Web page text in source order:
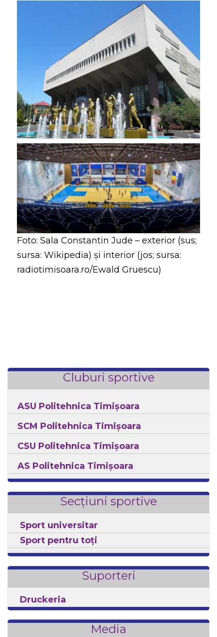
Foto: Sala Constantin Jude – exterior (sus;
sursa: Wikipedia) şi interior (jos; sursa:
radiotimisoara.ro/Ewald Gruescu)
Cluburi sportive
ASU Politehnica Timișoara
SCM Politehnica Timișoara
CSU Politehnica Timișoara
AS Politehnica Timișoara
Secțiuni sportive
Sport universitar
Sport pentru toți
Suporteri
Druckeria
Media